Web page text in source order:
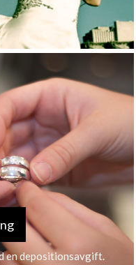
en depositionsavgift.